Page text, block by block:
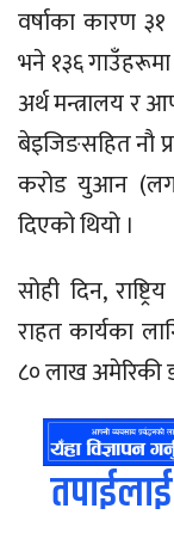
वर्षाका कारण
भने १३६
अर्थ मन्त्रालय र
बेइजिङसहित नौ
करोड युआन
दिएको थियो ।
सोही दिन,
राहत कार्यका
८० लाख अमेरिकी